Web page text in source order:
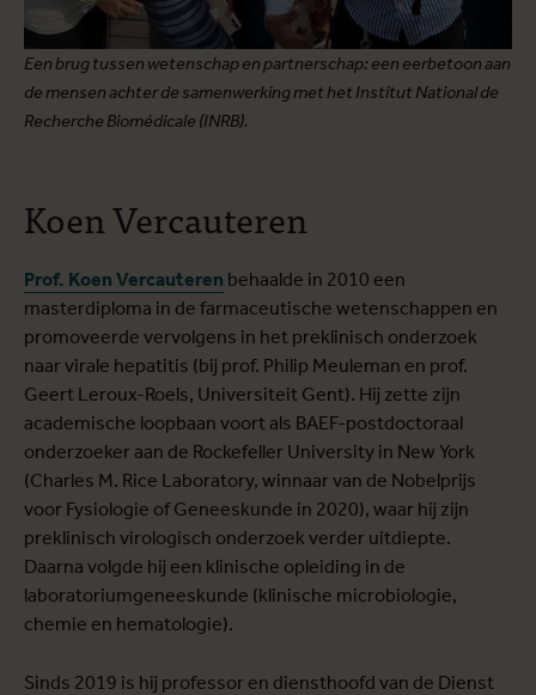
Een brug tussen wetenschap en partnerschap: een eerbetoon aan
de mensen achter de samenwerking met het Institut National de
Recherche Biomédicale (INRB).
Koen Vercauteren
Prof. Koen Vercauteren behaalde in 2010 een
masterdiploma in de farmaceutische wetenschappen en
promoveerde vervolgens in het preklinisch onderzoek
naar virale hepatitis (bij prof. Philip Meuleman en prof.
Geert Leroux-Roels, Universiteit Gent). Hij zette zijn
academische loopbaan voort als BAEF-postdoctoraal
onderzoeker aan de Rockefeller University in New York
(Charles M. Rice Laboratory, winnaar van de Nobelprijs
voor Fysiologie of Geneeskunde in 2020), waar hij zijn
preklinisch virologisch onderzoek verder uitdiepte.
Daarna volgde hij een klinische opleiding in de
laboratoriumgeneeskunde (klinische microbiologie,
chemie en hematologie).
Sinds 2019 is hij professor en diensthoofd van de Dienst